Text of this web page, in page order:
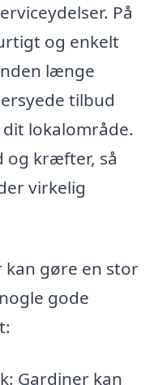
På
og enkelt
længe
tilbud
lokalområde.
og kræfter, så
virkelig
gøre en stor
gode
Gardiner kan